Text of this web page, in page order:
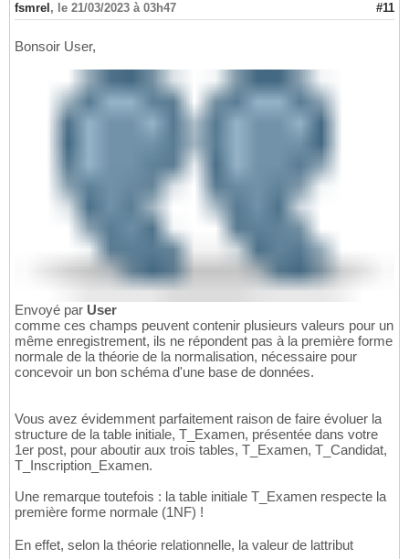
fsmrel , le 21/03/2023 à 03h47 #11
Bonsoir User,
Envoyé par User
comme ces champs peuvent contenir plusieurs valeurs pour un
même enregistrement, ils ne répondent pas à la première forme
normale de la théorie de la normalisation, nécessaire pour
concevoir un bon schéma d'une base de données.
Vous avez évidemment parfaitement raison de faire évoluer la
structure de la table initiale, T_Examen, présentée dans votre
1er post, pour aboutir aux trois tables, T_Examen, T_Candidat,
T_Inscription_Examen.
Une remarque toutefois : la table initiale T_Examen respecte la
première forme normale (1NF) !
En effet, selon la théorie relationnelle, la valeur de lattribut